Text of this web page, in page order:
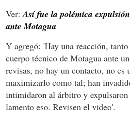
Ver: Así fue la polémica
ante Motagua
Y agregó: 'Hay una reacción,
cuerpo técnico de Motagua ante
revisas, no hay un contacto, no es
maximizarlo como tal; han
intimidaron al árbitro y
lamento eso. Revisen el video'.